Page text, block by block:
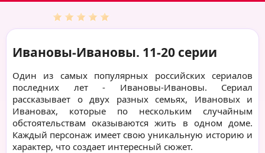
Ивановы-Ивановы. 11-20 серии
Один из самых популярных российских сериалов
последних лет - Ивановы-Ивановы. Сериал
рассказывает о двух разных семьях, Ивановых и
Ивановах, которые по нескольким случайным
обстоятельствам оказываются жить в одном доме.
Каждый персонаж имеет свою уникальную историю и
характер, что создает интересный сюжет.